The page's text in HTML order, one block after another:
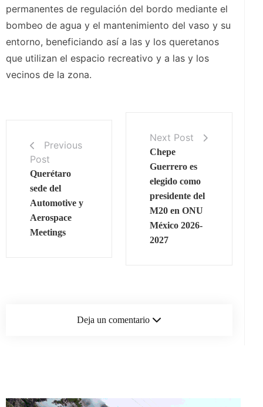
permanentes de regulación del bordo mediante el
bombeo de agua y el mantenimiento del vaso y su
entorno, beneficiando así a las y los queretanos
que utilizan el espacio recreativo y a las y los
vecinos de la zona.
Previous
Post
Querétaro
sede del
Automotive y
Aerospace
Meetings
Next Post
Chepe
Guerrero es
elegido como
presidente del
M20 en ONU
México 2026-
2027
Deja un comentario